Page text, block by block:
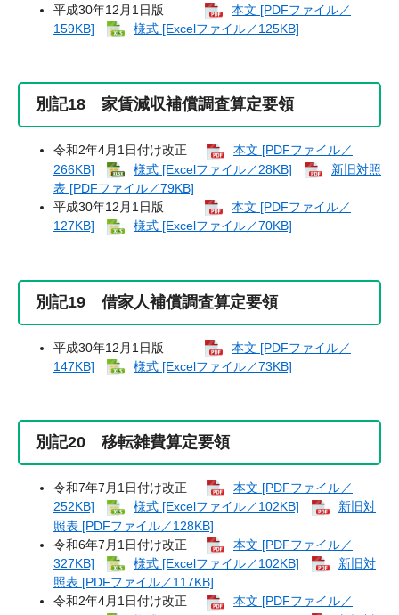
平成30年12月1日版
本文 [PDFファイル／
159KB]
様式 [Excelファイル／125KB]
別記18 家賃減収補償調査算定要領
令和2年4月1日付け改正
本文 [PDFファイル／
266KB]
様式 [Excelファイル／28KB]
新旧対照
表 [PDFファイル／79KB]
平成30年12月1日版
本文 [PDFファイル／
127KB]
様式 [Excelファイル／70KB]
別記19 借家人補償調査算定要領
平成30年12月1日版
本文 [PDFファイル／
147KB]
様式 [Excelファイル／73KB]
別記20 移転雑費算定要領
令和7年7月1日付け改正
本文 [PDFファイル／
252KB]
様式 [Excelファイル／102KB]
新旧対
照表 [PDFファイル／128KB]
令和6年7月1日付け改正
本文 [PDFファイル／
327KB]
様式 [Excelファイル／102KB]
新旧対
照表 [PDFファイル／117KB]
令和2年4月1日付け改正
本文 [PDFファイル／